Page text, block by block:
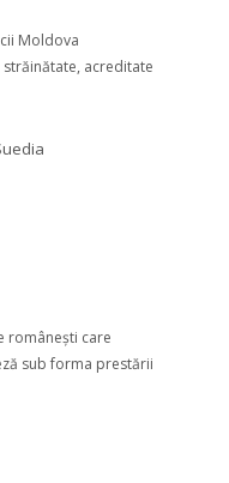
Moldova
acreditate
româneşti care
sub forma prestării